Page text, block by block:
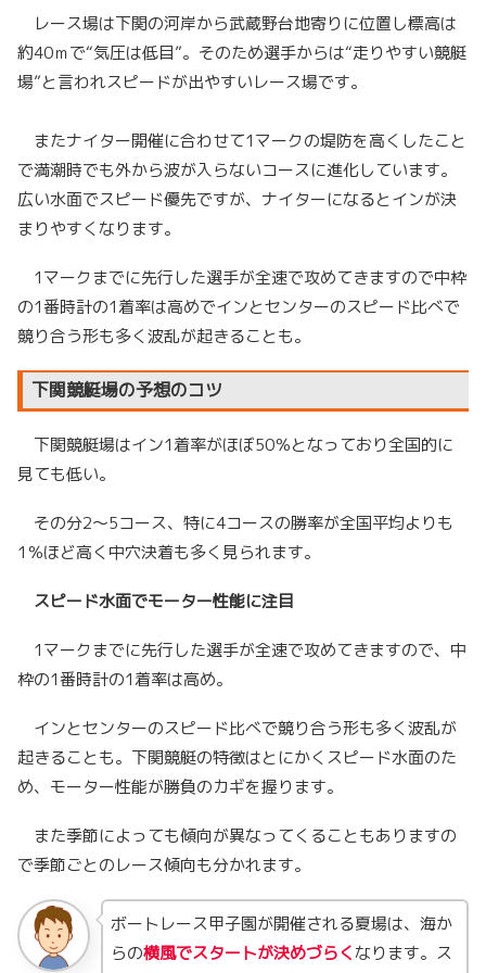
レース場は下関の河岸から武蔵野台地寄りに位置し標高は
約40ｍで“気圧は低目”。そのため選手からは“走りやすい競艇
場”と言われスピードが出やすいレース場です。
またナイター開催に合わせて1マークの堤防を高くしたこと
で満潮時でも外から波が入らないコースに進化しています。
広い水面でスピード優先ですが、ナイターになるとインが決
まりやすくなります。
1マークまでに先行した選手が全速で攻めてきますので中枠
の1番時計の1着率は高めでインとセンターのスピード比べで
競り合う形も多く波乱が起きることも。
下関競艇場の予想のコツ
下関競艇場はイン1着率がほぼ50％となっており全国的に
見ても低い。
その分2～5コース、特に4コースの勝率が全国平均よりも
1％ほど高く中穴決着も多く見られます。
スピード水面でモーター性能に注目
1マークまでに先行した選手が全速で攻めてきますので、中
枠の1番時計の1着率は高め。
インとセンターのスピード比べで競り合う形も多く波乱が
起きることも。下関競艇の特徴はとにかくスピード水面のた
め、モーター性能が勝負のカギを握ります。
また季節によっても傾向が異なってくることもありますの
で季節ごとのレース傾向も分かれます。
ボートレース甲子園が開催される夏場は、海か
らの横風でスタートが決めづらくなります。ス